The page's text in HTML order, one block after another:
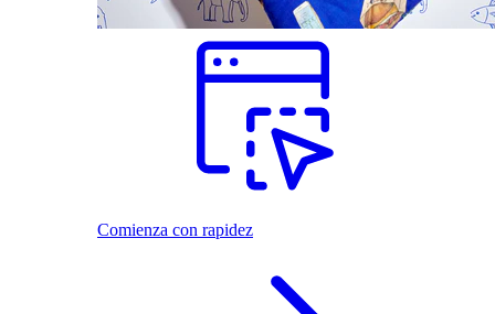
Comienza con rapidez